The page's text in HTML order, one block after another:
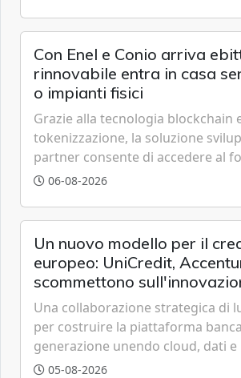
Con Enel e Conio arriva
rinnovabile entra in casa
o impianti fisici
Grazie alla tecnologia blockchain
tokenizzazione, la soluzione
partner consente di accedere al
all'eolico ottenendo risparmi
06-08-2026
Un nuovo modello per il
europeo: UniCredit,
scommettono
tecnologica
Una collaborazione strategica di
per costruire la piattaforma
generazione unendo cloud, dati
artificiale.
05-08-2026